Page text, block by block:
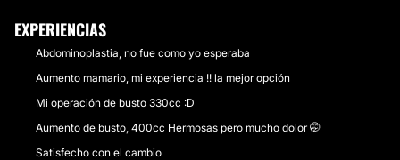
EXPERIENCIAS
Abdominoplastia, no fue como yo esperaba
Aumento mamario, mi experiencia !! la mejor opción
Mi operación de busto 330cc :D
Aumento de busto, 400cc Hermosas pero mucho dolor 🤭
Satisfecho con el cambio